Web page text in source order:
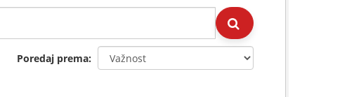
Poredaj prema